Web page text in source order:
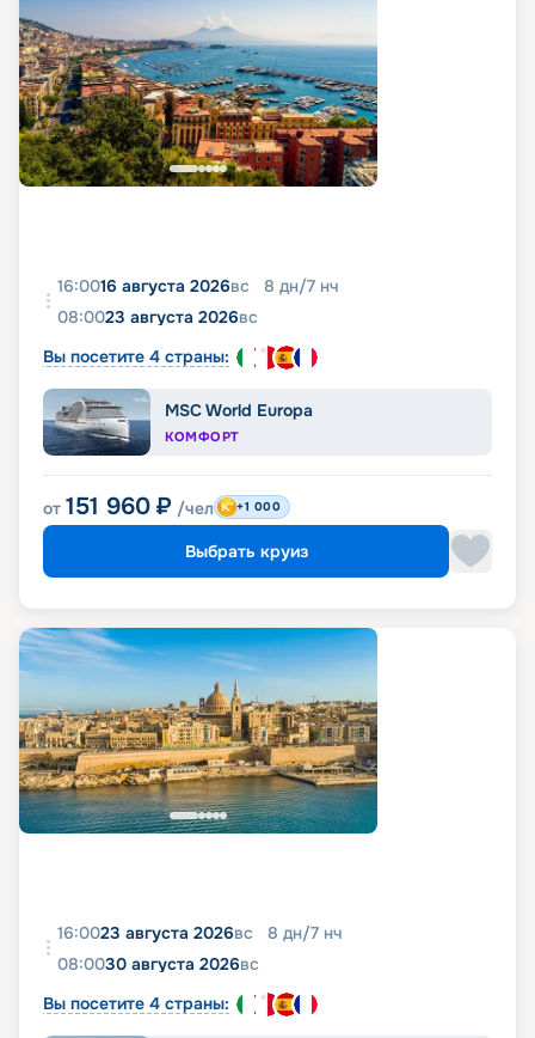
16:0016 августа 2026вс 8 дн/7 нч
08:0023 августа 2026вс
Вы посетите 4 страны:
MSC World Europa
КОМФОРТ
от 151 960 ₽ /чел +1 000
Выбрать круиз
16:0023 августа 2026вс 8 дн/7 нч
08:0030 августа 2026вс
Вы посетите 4 страны: